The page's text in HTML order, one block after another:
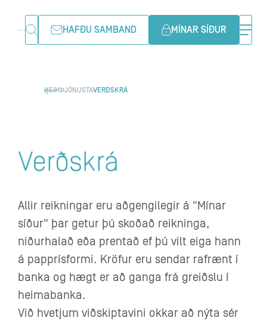
HAFÐU SAMBAND MÍNAR SÍÐUR
HEIMÞJÓNUSTAVERÐSKRÁ
Verðskrá
Allir reikningar eru aðgengilegir á "Mínar
síður" þar getur þú skoðað reikninga,
niðurhalað eða prentað ef þú vilt eiga hann
á papprísformi. Kröfur eru sendar rafrænt í
banka og hægt er að ganga frá greiðslu í
heimabanka.
Við hvetjum viðskiptavini okkar að nýta sér